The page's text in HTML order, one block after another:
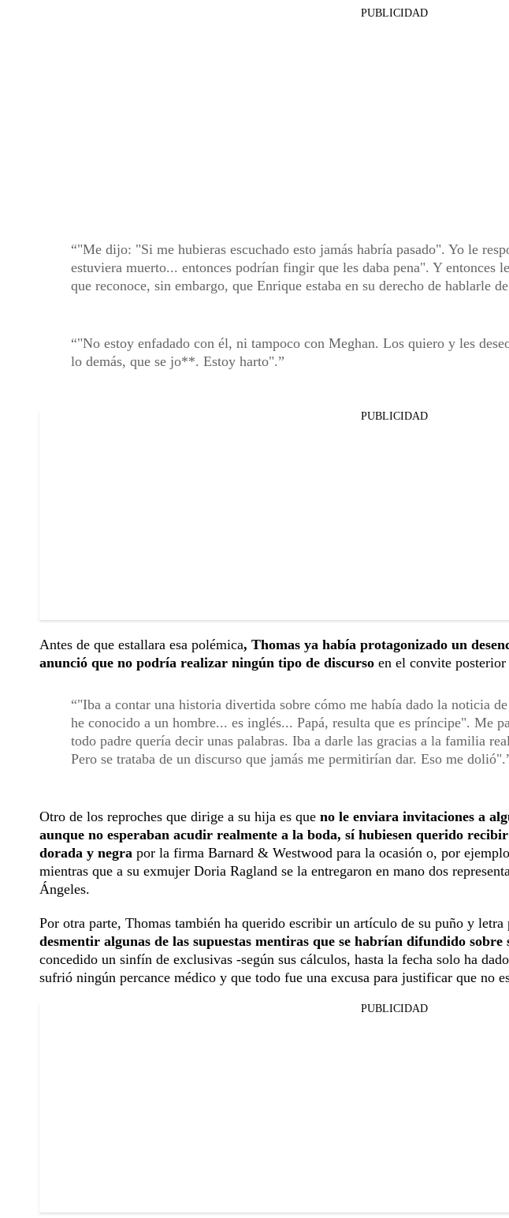
PUBLICIDAD
"Me dijo: "Si me hubieras escuchado esto jamás habría pasado". Yo le
estuviera muerto... entonces podrían fingir que les daba pena". Y entonces
que reconoce, sin embargo, que Enrique estaba en su derecho de hablarle
"No estoy enfadado con él, ni tampoco con Meghan. Los quiero y les
lo demás, que se jo**. Estoy harto".
PUBLICIDAD
Antes de que estallara esa polémica, Thomas ya había protagonizado un
anunció que no podría realizar ningún tipo de discurso en el convite
"Iba a contar una historia divertida sobre cómo me había dado la noticia
he conocido a un hombre... es inglés... Papá, resulta que es príncipe". Me
todo padre quería decir unas palabras. Iba a darle las gracias a la familia
Pero se trataba de un discurso que jamás me permitirían dar. Eso me dolió".
Otro de los reproches que dirige a su hija es que no le enviara invitaciones a
aunque no esperaban acudir realmente a la boda, sí hubiesen querido
dorada y negra por la firma Barnard & Westwood para la ocasión o, por
mientras que a su exmujer Doria Ragland se la entregaron en mano dos
Ángeles.
Por otra parte, Thomas también ha querido escribir un artículo de su puño y
desmentir algunas de las supuestas mentiras que se habrían difundido sobre
concedido un sinfín de exclusivas -según sus cálculos, hasta la fecha solo ha
sufrió ningún percance médico y que todo fue una excusa para justificar que no
PUBLICIDAD